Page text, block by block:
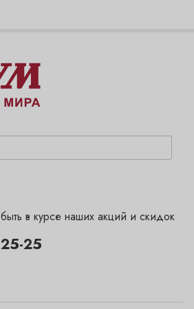
25
в курсе наших акций и скидок